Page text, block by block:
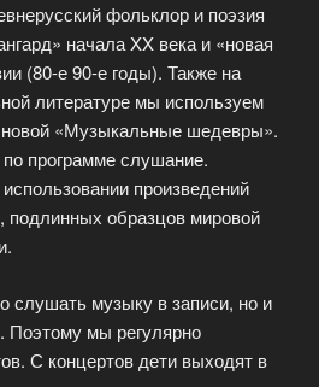
фольклор и поэзия
начала XX века и «новая
(80-е 90-е годы). Также на
литературе мы используем
«Музыкальные шедевры».
программе слушание.
произведений
подлинных образцов мировой
слушать музыку в записи, но и
мы регулярно
С концертов дети выходят в